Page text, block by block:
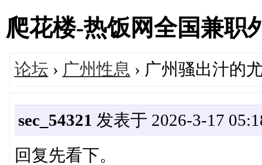
爬花楼-热饭网全国兼职
论坛 › 广州性息 › 广州骚出汁的
sec_54321 发表于 2026-3-17
回复先看下。